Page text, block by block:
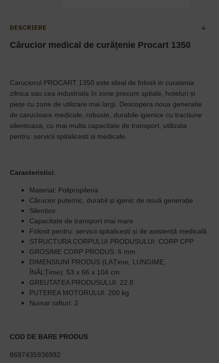
DESCRIERE
Cărucior medical de curățenie Procart 1350
Caruciorul PROCART 1350 este ideal de folosit in curatenia
zilnica sau cea industriala în zone precum spitale, hoteluri și
piețe cu zone de utilizare mai largi. Descopera noua generatie
de carucioare medicale, robuste, durabile igienice cu tractiune
silentioasa, cu mai multa capacitate de transport, utilizata
pentru: servicii spitalicesti si medicale.
Caracteristici:
Material: Polipropilena
Cărucior puternic, durabil și igenic de nouă generație
Silențios
Capacitate de transport mai mare
Folosit pentru: servicii spitalicești și de asistență medicală
STRUCTURA CORPULUI PRODUSULUI: CORP CPP
GROSIME CORP PRODUS: 6 mm
DIMENSIUNI PRODUS (LAȚime, LUNGIME,
ÎNĂLȚime): 53 x 66 x 104 cm
GREUTATEA PRODUSULUI: 22.8
PUTEREA MOTORULUI: 200 kg
Numar rafturi: 2
COD DE BARE PRODUS
8697435936992